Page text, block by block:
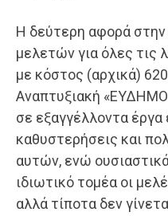
Η δεύτερη αφορά
μελετών για όλες τις
με κόστος (αρχικά)
Αναπτυξιακή
σε εξαγγέλλοντα
καθυστερήσεις και
αυτών, ενώ
ιδιωτικό τομέα οι
αλλά τίποτα δεν